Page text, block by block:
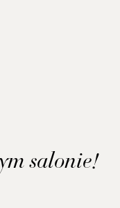
salonie!